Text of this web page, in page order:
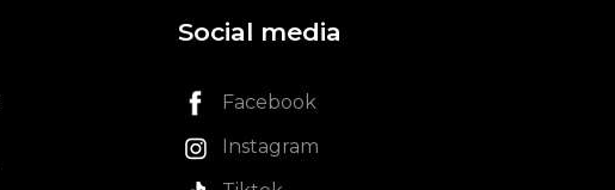
Social media
Facebook
Instagram